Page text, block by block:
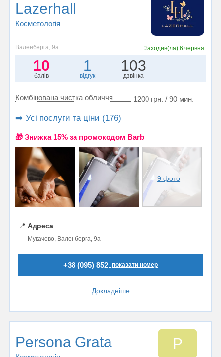
Lazerhall
Косметологія
Валенберга, 9а Заходив(ла) 6 червня
10
балів
1
відгук
103
дзвінка
Комбінована чистка обличчя 1200 грн. / 90 мин.
➡️ Усі послуги та ціни (176)
🎁 Знижка 15% за промокодом Barb
9 фото
📍 Адреса
Мукачево, Валенберга, 9а
+38 (095) 852..показати номер
Докладніше
Persona Grata P